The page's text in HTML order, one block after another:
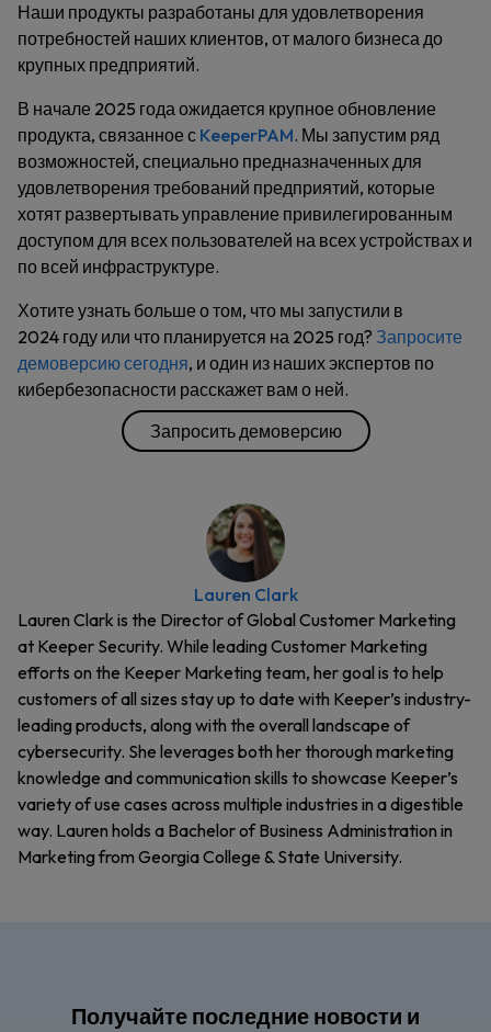
Наши продукты разработаны для удовлетворения
потребностей наших клиентов, от малого бизнеса до
крупных предприятий.
В начале 2025 года ожидается крупное обновление
продукта, связанное с KeeperPAM. Мы запустим ряд
возможностей, специально предназначенных для
удовлетворения требований предприятий, которые
хотят развертывать управление привилегированным
доступом для всех пользователей на всех устройствах и
по всей инфраструктуре.
Хотите узнать больше о том, что мы запустили в
2024 году или что планируется на 2025 год? Запросите
демоверсию сегодня, и один из наших экспертов по
кибербезопасности расскажет вам о ней.
Запросить демоверсию
Lauren Clark
Lauren Clark is the Director of Global Customer Marketing
at Keeper Security. While leading Customer Marketing
efforts on the Keeper Marketing team, her goal is to help
customers of all sizes stay up to date with Keeper’s industry-
leading products, along with the overall landscape of
cybersecurity. She leverages both her thorough marketing
knowledge and communication skills to showcase Keeper’s
variety of use cases across multiple industries in a digestible
way. Lauren holds a Bachelor of Business Administration in
Marketing from Georgia College & State University.
Получайте последние новости и